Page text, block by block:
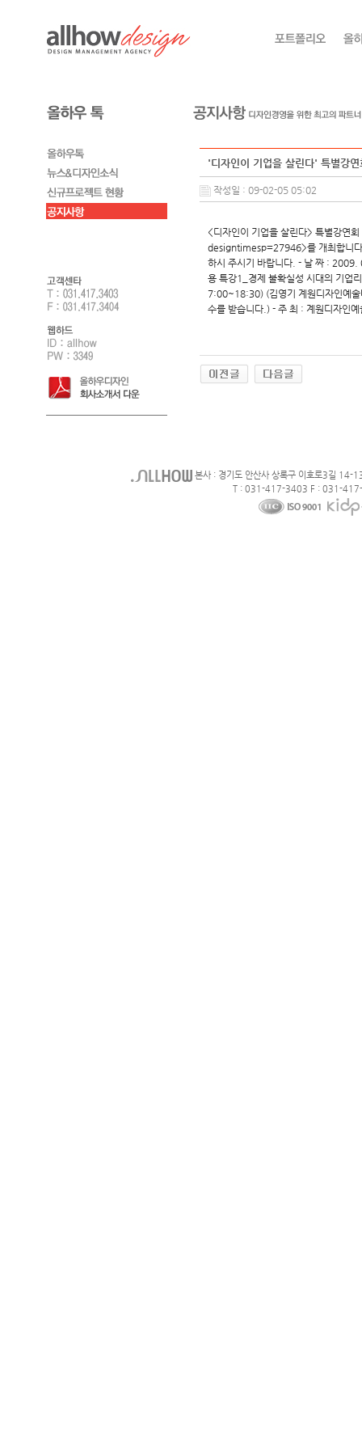
'디자인이 기업을 살린다' 특별강
작성일 : 09-02-05 05:02
<디자인이 기업을 살린다> 특별강연
designtimesp=27946>를 개최합니다.
하시 주시기 바랍니다. - 날 짜 :
용 특강1_경제 불확실성 시대의 기업
7:00~18:30) (김영기 계원디자인예
수를 받습니다.) - 주 최 : 계원디자인
본사 : 경기도 안산사 상록구 이호로3길 14-
T : 031-417-3403 F : 031-